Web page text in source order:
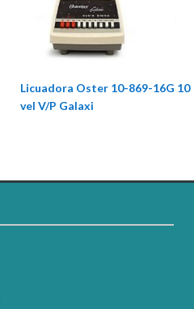
Licuadora Oster 10-869-16G 10
vel V/P Galaxi